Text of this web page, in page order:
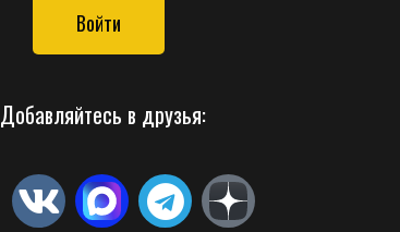
Войти
Добавляйтесь в друзья: